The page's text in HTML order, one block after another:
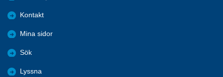
Kontakt
Mina sidor
Sök
Lyssna